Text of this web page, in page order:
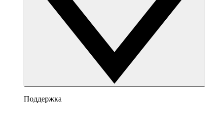
Поддержка